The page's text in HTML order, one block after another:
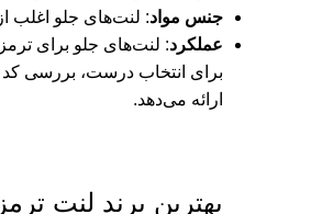
جنس مواد: لنت‌های جلو اغلب
عملکرد: لنت‌های جلو برای
برای انتخاب درست، بررسی
ارائه می‌دهد.
بهترین برند لنت